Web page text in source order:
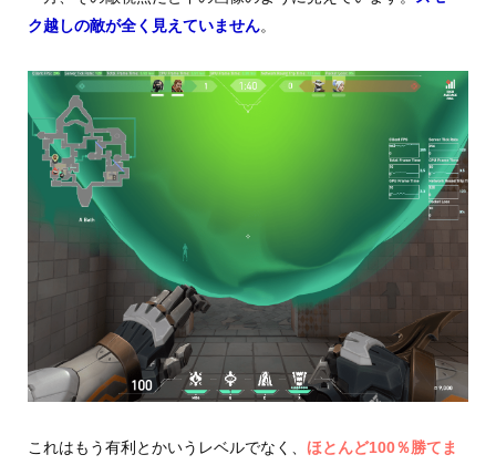
ク越しの敵が全く見えていません。
これはもう有利とかいうレベルでなく、 ほとんど100％勝てま